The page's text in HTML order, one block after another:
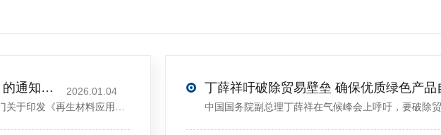
关于印发《再生材料应用推广行动方案》的通知(发改环资〔2025〕1681号)
2026.01.04